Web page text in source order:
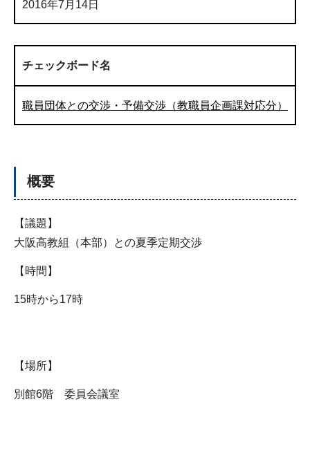
2016年7月14日
チェックボード名
職員団体との交渉・予備交渉（教職員企画課対応分）
概要
【議題】
大阪高教組（本部）との夏季定期交渉
【時間】
15時から17時
【場所】
別館6階 委員会議室